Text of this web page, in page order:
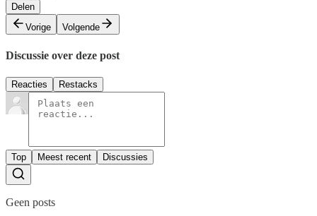
Delen
Vorige
Volgende
Discussie over deze post
Reacties Restacks
Top Meest recent Discussies
Geen posts